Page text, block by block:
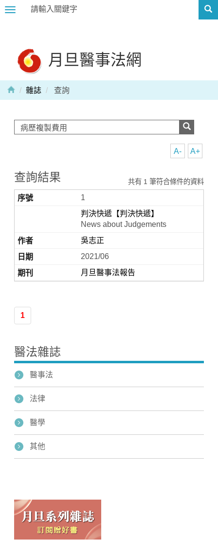
Toggle
月旦醫事法網
雜誌 查詢
A+
A-
查詢結果 共有 1 筆符合條件的資料
1
判決快遞【判決快遞】
News about Judgements
吳志正
2021/06
月旦醫事法報告
1
醫法雜誌
醫事法
法律
醫學
其他